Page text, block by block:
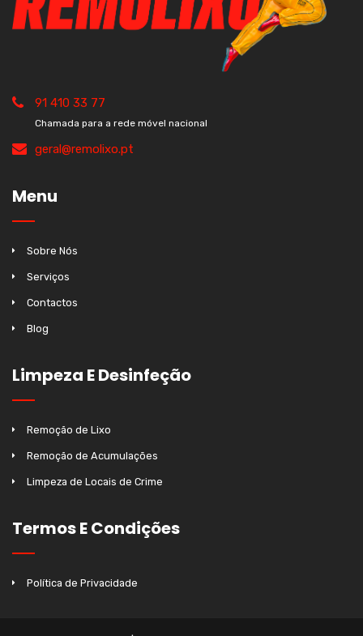
91 410 33 77
Chamada para a rede móvel nacional
geral@remolixo.pt
Menu
Sobre Nós
Serviços
Contactos
Blog
Limpeza E Desinfeção
Remoção de Lixo
Remoção de Acumulações
Limpeza de Locais de Crime
Termos E Condições
Política de Privacidade